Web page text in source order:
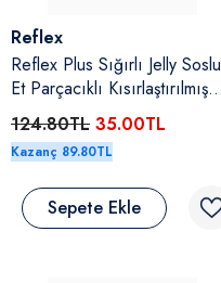
Satıcı:
Reflex
Reflex Plus Sığırlı Jelly Soslu
Et Parçacıklı Kısırlaştırılmış
Yetişkin Kedi Yaş Maması 85
Gr
124.80TL 35.00TL
Kazanç 89.80TL
Sepete Ekle